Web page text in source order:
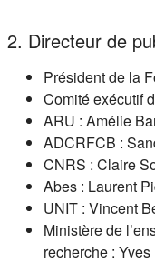
2. Directeur de
Président de la
Comité exécutif
ARU : Amélie
ADCRFCB :
CNRS : Claire
Abes : Laurent
UNIT : Vincent
Ministère de
recherche :